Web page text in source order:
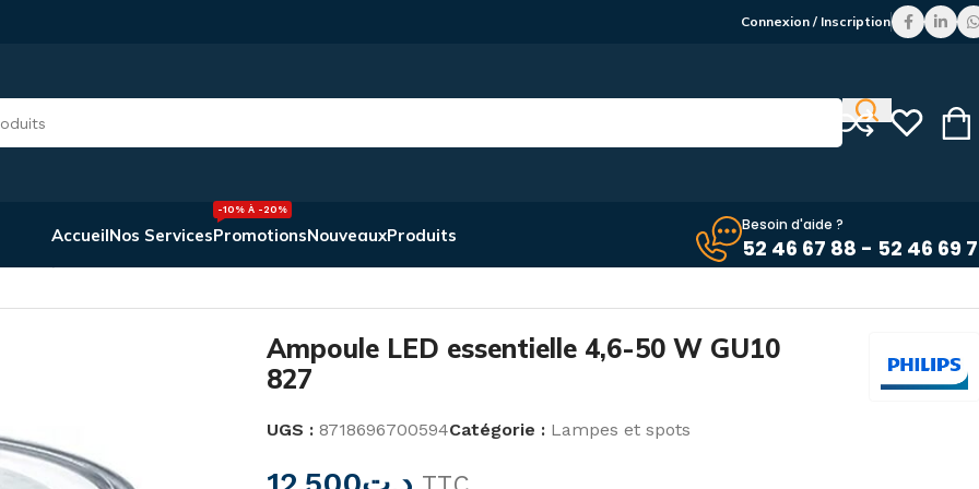
Connexion / Inscription
AccueilNos ServicesPromotions
-10% À -20%
NouveauxProduits Besoin d'aide ?
52 46 67 88 - 52 46 69
Ampoule LED essentielle 4,6-50 W GU10
827
UGS : 8718696700594Catégorie : Lampes et spots